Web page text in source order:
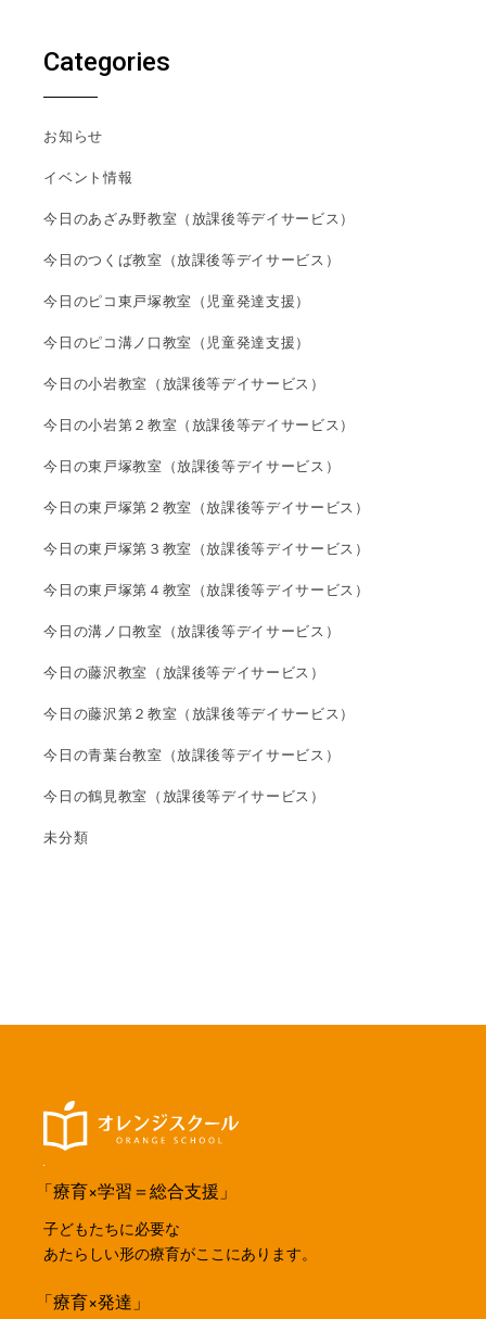
Categories
お知らせ
イベント情報
今日のあざみ野教室（放課後等デイサービス）
今日のつくば教室（放課後等デイサービス）
今日のピコ東戸塚教室（児童発達支援）
今日のピコ溝ノ口教室（児童発達支援）
今日の小岩教室（放課後等デイサービス）
今日の小岩第２教室（放課後等デイサービス）
今日の東戸塚教室（放課後等デイサービス）
今日の東戸塚第２教室（放課後等デイサービス）
今日の東戸塚第３教室（放課後等デイサービス）
今日の東戸塚第４教室（放課後等デイサービス）
今日の溝ノ口教室（放課後等デイサービス）
今日の藤沢教室（放課後等デイサービス）
今日の藤沢第２教室（放課後等デイサービス）
今日の青葉台教室（放課後等デイサービス）
今日の鶴見教室（放課後等デイサービス）
未分類
「療育×学習＝総合支援」
子どもたちに必要な
あたらしい形の療育がここにあります。
「療育×発達」